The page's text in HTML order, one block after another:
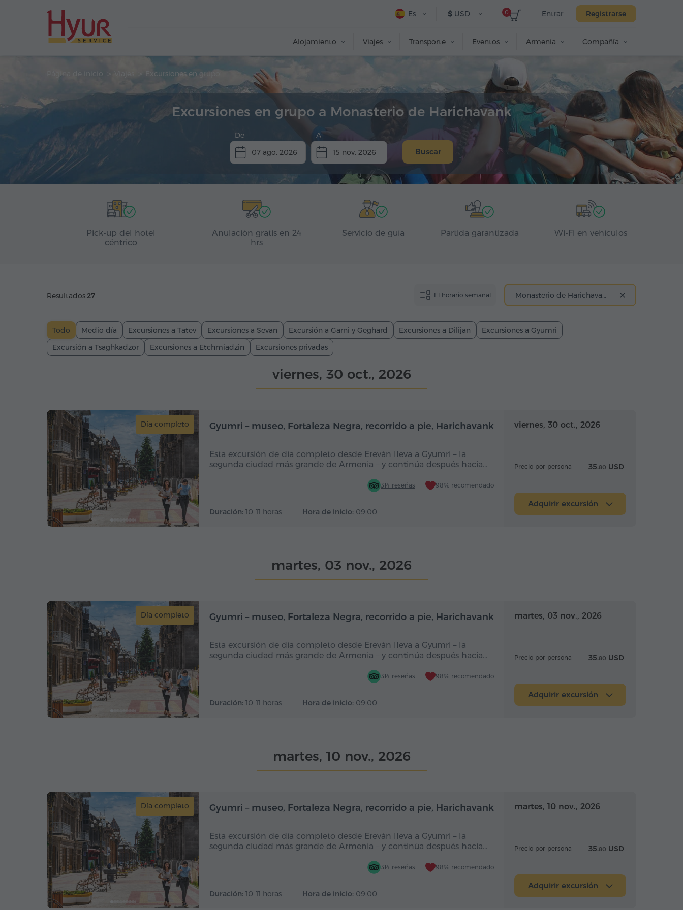
Entrar Registrarse
0
$ USD
Es
Alojamiento Viajes Transporte Eventos Armenia Compañía
Página de inicio Excursiones en grupo
Excursiones en grupo a Monasterio de Harichavank
De
07 ago. 2026
A
15 nov. 2026
Buscar
Pick-up del hotel
céntrico
Anulación gratis en 24
hrs
Servicio de guía Partida garantizada Wi-Fi en vehículos
Monasterio de Harichavank
El horario semanal
Resultados:27
Todo Medio día Excursiones a Tatev Excursiones a Sevan Excursión a Garni y Geghard Excursiones a Dilijan
Excursiones a Gyumri
Excursión a Tsaghkadzor
Excursiones a Etchmiadzin Excursiones privadas
viernes, 30 oct., 2026
Día completo Día completo Día completo Día completo
Gyumri – museo, Fortaleza Negra, recorrido a pie, Harichavank
Esta excursión de día completo desde Ereván lleva a Gyumri – la
segunda ciudad más grande de Armenia – y continúa después hacia…
314 reseñas 98% recomendado
Duración: 10-11 horas Hora de inicio: 09:00
viernes, 30 oct., 2026
Precio por persona 35.80 USD
Adquirir excursión
martes, 03 nov., 2026
Día completo Día completo Día completo Día completo
Gyumri – museo, Fortaleza Negra, recorrido a pie, Harichavank
Esta excursión de día completo desde Ereván lleva a Gyumri – la
segunda ciudad más grande de Armenia – y continúa después hacia…
314 reseñas 98% recomendado
Duración: 10-11 horas Hora de inicio: 09:00
martes, 03 nov., 2026
Precio por persona 35.80 USD
Adquirir excursión
martes, 10 nov., 2026
Día completo Día completo Día completo Día completo
Gyumri – museo, Fortaleza Negra, recorrido a pie, Harichavank
Esta excursión de día completo desde Ereván lleva a Gyumri – la
segunda ciudad más grande de Armenia – y continúa después hacia…
314 reseñas 98% recomendado
Duración: 10-11 horas Hora de inicio: 09:00
martes, 10 nov., 2026
Precio por persona 35.80 USD
Adquirir excursión